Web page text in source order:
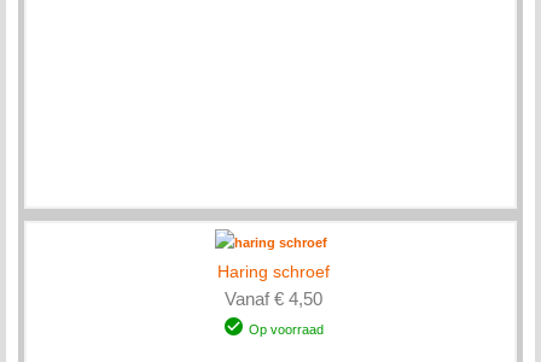
Haring schroef
Vanaf € 4,50
Op voorraad